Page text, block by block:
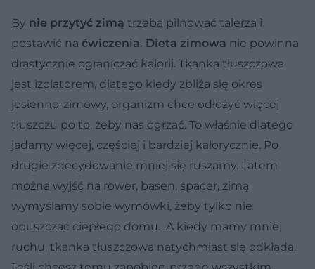
By nie przytyć zimą trzeba pilnować talerza i
postawić na ćwiczenia. Dieta zimowa nie powinna
drastycznie ograniczać kalorii. Tkanka tłuszczowa
jest izolatorem, dlatego kiedy zbliża się okres
jesienno-zimowy, organizm chce odłożyć więcej
tłuszczu po to, żeby nas ogrzać. To właśnie dlatego
jadamy więcej, częściej i bardziej kalorycznie. Po
drugie zdecydowanie mniej się ruszamy. Latem
można wyjść na rower, basen, spacer, zimą
wymyślamy sobie wymówki, żeby tylko nie
opuszczać ciepłego domu. A kiedy mamy mniej
ruchu, tkanka tłuszczowa natychmiast się odkłada.